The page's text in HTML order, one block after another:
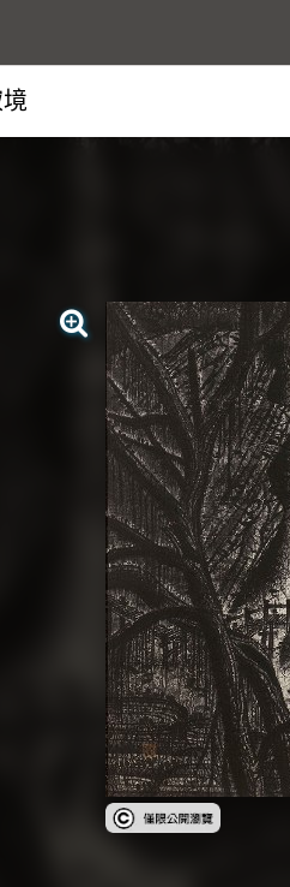
受著作權法